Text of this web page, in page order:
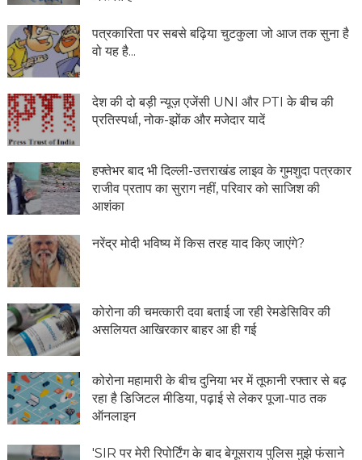
पत्रकारिता पर सबसे बढ़िया चुटकुला जो आज तक सुना है
वो यह है...
देश की दो बड़ी न्यूज़ एजेंसी UNI और PTI के बीच की
प्रतिस्पर्धा, नोक-झोंक और मजेदार यादें
हफ्तेभर बाद भी दिल्ली-उत्तराखंड लाइव के गुमशुदा पत्रकार
राजीव प्रताप का सुराग नहीं, परिवार को साजिश की
आशंका
नरेंद्र मोदी भविष्य में किस तरह याद किए जाएंगे?
कोरोना की चमत्कारी दवा बताई जा रही रेमडेसिविर की
असलियत आखिरकार बाहर आ ही गई
कोरोना महामारी के बीच दुनिया भर में तूफानी रफ्तार से बढ़
रहा है डिजिटल मीडिया, पढ़ाई से लेकर पूजा-पाठ तक
ऑनलाइन
'SIR पर मेरी रिपोर्टिंग के बाद बेगूसराय पुलिस मुझे फंसाने